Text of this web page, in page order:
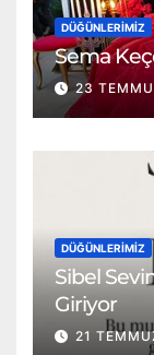
DÜĞÜNLERIMIZ
Sema
23
DÜĞÜNLERIMIZ
Sibel
Giriyor
21